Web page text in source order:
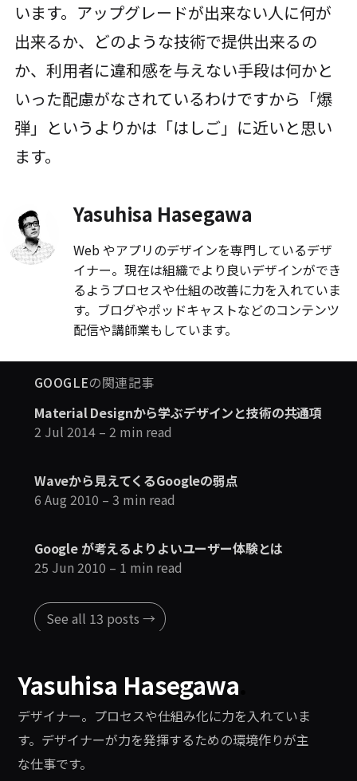
います。アップグレードが出来ない人に何が
出来るか、どのような技術で提供出来るの
か、利用者に違和感を与えない手段は何かと
いった配慮がなされているわけですから「爆
弾」というよりかは「はしご」に近いと思い
ます。
Yasuhisa Hasegawa
Web やアプリのデザインを専門しているデザ
イナー。現在は組織でより良いデザインができ
るようプロセスや仕組の改善に力を入れていま
す。ブログやポッドキャストなどのコンテンツ
配信や講師業もしています。
GOOGLEの関連記事
Material Designから学ぶデザインと技術の共通項
2 Jul 2014– 2 min read
Waveから見えてくるGoogleの弱点
6 Aug 2010 – 3 min read
Google が考えるよりよいユーザー体験とは
25 Jun 2010 – 1 min read
See all 13 posts →
Yasuhisa Hasegawa
デザイナー。プロセスや仕組み化に力を入れていま
す。デザイナーが力を発揮するための環境作りが主
な仕事です。